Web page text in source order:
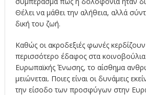
Θέλει να μάθει την αλήθεια, αλλά
δική του ζωή.
Καθώς οι ακροδεξιές φωνές
περισσότερο έδαφος στα
Ευρωπαϊκής Ένωσης, το αίσθημα
μειώνεται. Ποιες είναι οι δυνάμεις
την είσοδο των προσφύγων στην